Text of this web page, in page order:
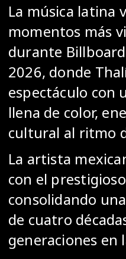
La música latina
momentos más
durante
2026, donde
espectáculo con
llena de color,
cultural al ritmo
La artista
con el prestigioso
consolidando
de cuatro
generaciones en